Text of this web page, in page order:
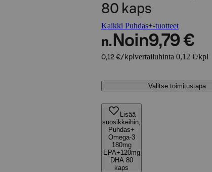
80 kaps
Kaikki Puhdas+-tuotteet
n. Noin9,79 €
0,12 €/kpl vertailuhinta 0,12 €/kpl
Valitse toimitustapa
Lisää
suosikkeihin,
Puhdas+
Omega-3
180mg
EPA+120mg
DHA 80
kaps